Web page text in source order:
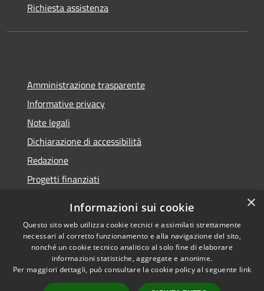
Richiesta assistenza
Amministrazione trasparente
Informative privacy
Note legali
Dichiarazione di accessibilità
Redazione
Progetti finanziati
RSS
Accessibilità
Privacy
Dichiarazione di
accessibilità• Copyright ©
2021 • Comune di Mirano
• Powered by
×
Informazioni sui cookie
Questo sito web utilizza cookie tecnici e assimilati strettamente
necessari al corretto funzionamento e alla navigazione del sito,
nonché un cookie tecnico analitico al solo fine di elaborare
informazioni statistiche, aggregate e anonime.
Per maggiori dettagli, può consultare la cookie policy al seguente link